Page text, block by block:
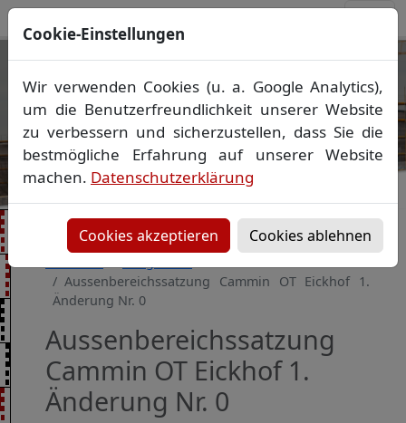
Ihr Vermessungsbüro in
Mecklenburg-Vorpommern
Wir vermessen Ihr Grundstück
Lageplan Absteckung▪Bauvermessung ▪
Gebäudeeinmessung
Grenzfeststellung▪Amtliche Auskünfte und
Vorheriges Bild
Aussenbereichssatzung Cammin OT Eickhof 1.
Änderung Nr. 0
Aussenbereichssatzung
Cammin OT Eickhof 1.
Änderung Nr. 0
Cookie-Einstellungen
Wir verwenden Cookies (u. a. Google Analytics),
um die Benutzerfreundlichkeit unserer Website
zu verbessern und sicherzustellen, dass Sie die
bestmögliche Erfahrung auf unserer Website
machen. Datenschutzerklärung
Cookies akzeptieren Cookies ablehnen